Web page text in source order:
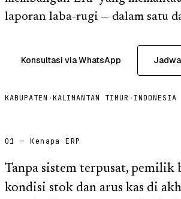
laporan laba-rugi — dalam satu
Konsultasi via WhatsApp
KABUPATEN ·KALIMANTAN TIMUR · INDONESIA
01 — Kenapa ERP
Tanpa sistem terpusat, pemilik
kondisi stok dan arus kas di